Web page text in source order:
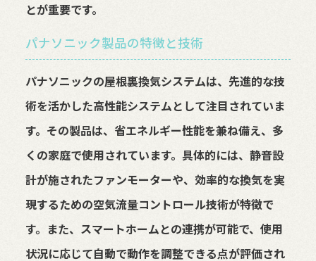
とが重要です。
パナソニック製品の特徴と技術
パナソニックの屋根裏換気システムは、先進的な技
術を活かした高性能システムとして注目されていま
す。その製品は、省エネルギー性能を兼ね備え、多
くの家庭で使用されています。具体的には、静音設
計が施されたファンモーターや、効率的な換気を実
現するための空気流量コントロール技術が特徴で
す。また、スマートホームとの連携が可能で、使用
状況に応じて自動で動作を調整できる点が評価され